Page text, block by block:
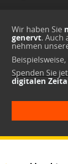
Wir haben Sie
genervt. Auch
nehmen
Spenden Sie
digitalen